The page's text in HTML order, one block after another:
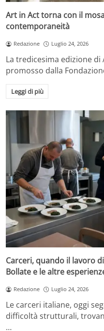
Art in Act torna con il
contemporaneità
Redazione Luglio 24, 2026
La tredicesima edizione
promosso dalla
Leggi di più
Carceri, quando il lavoro
Bollate e le altre
Redazione Luglio 24, 2026
Le carceri italiane, oggi
difficoltà strutturali,
…